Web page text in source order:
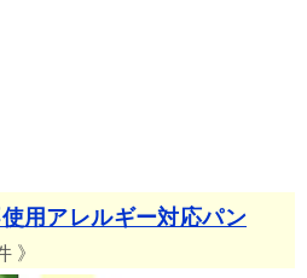
用アレルギー対応パン
》